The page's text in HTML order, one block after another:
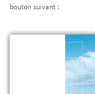
bouton suivant :